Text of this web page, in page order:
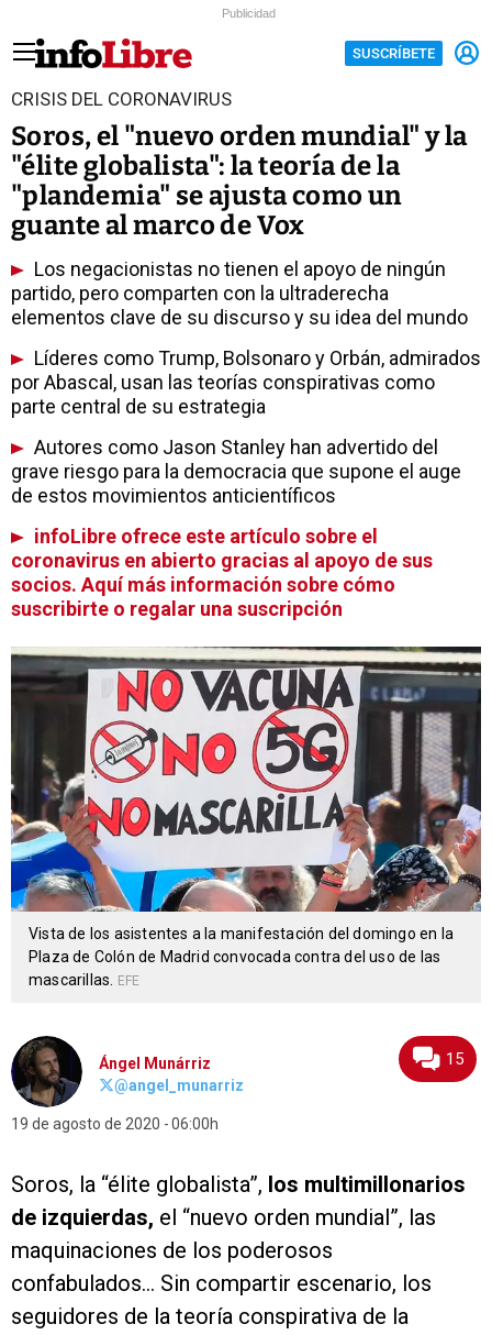
Publicidad
SUSCRÍBETE
CRISIS DEL CORONAVIRUS
Soros, el "nuevo orden mundial" y la
"élite globalista": la teoría de la
"plandemia" se ajusta como un
guante al marco de Vox
Los negacionistas no tienen el apoyo de ningún
partido, pero comparten con la ultraderecha
elementos clave de su discurso y su idea del mundo
Líderes como Trump, Bolsonaro y Orbán, admirados
por Abascal, usan las teorías conspirativas como
parte central de su estrategia
Autores como Jason Stanley han advertido del
grave riesgo para la democracia que supone el auge
de estos movimientos anticientíficos
infoLibre ofrece este artículo sobre el
coronavirus en abierto gracias al apoyo de sus
socios. Aquí más información sobre cómo
suscribirte o regalar una suscripción
Vista de los asistentes a la manifestación del domingo en la
Plaza de Colón de Madrid convocada contra del uso de las
mascarillas.
EFE
Ángel Munárriz
@angel_munarriz
19 de agosto de 2020 06:00h
15
Soros, la “élite globalista”, los multimillonarios
de izquierdas, el “nuevo orden mundial”, las
maquinaciones de los poderosos
confabulados... Sin compartir escenario, los
seguidores de la teoría conspirativa de la